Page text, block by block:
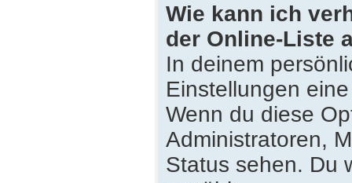
Wie kann ich
der Online-Liste
In deinem
Einstellungen
Wenn du diese
Administratoren,
Status sehen. Du